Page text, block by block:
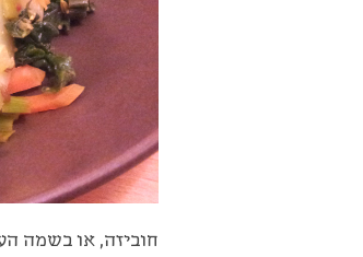
חוביזה, או בשמה